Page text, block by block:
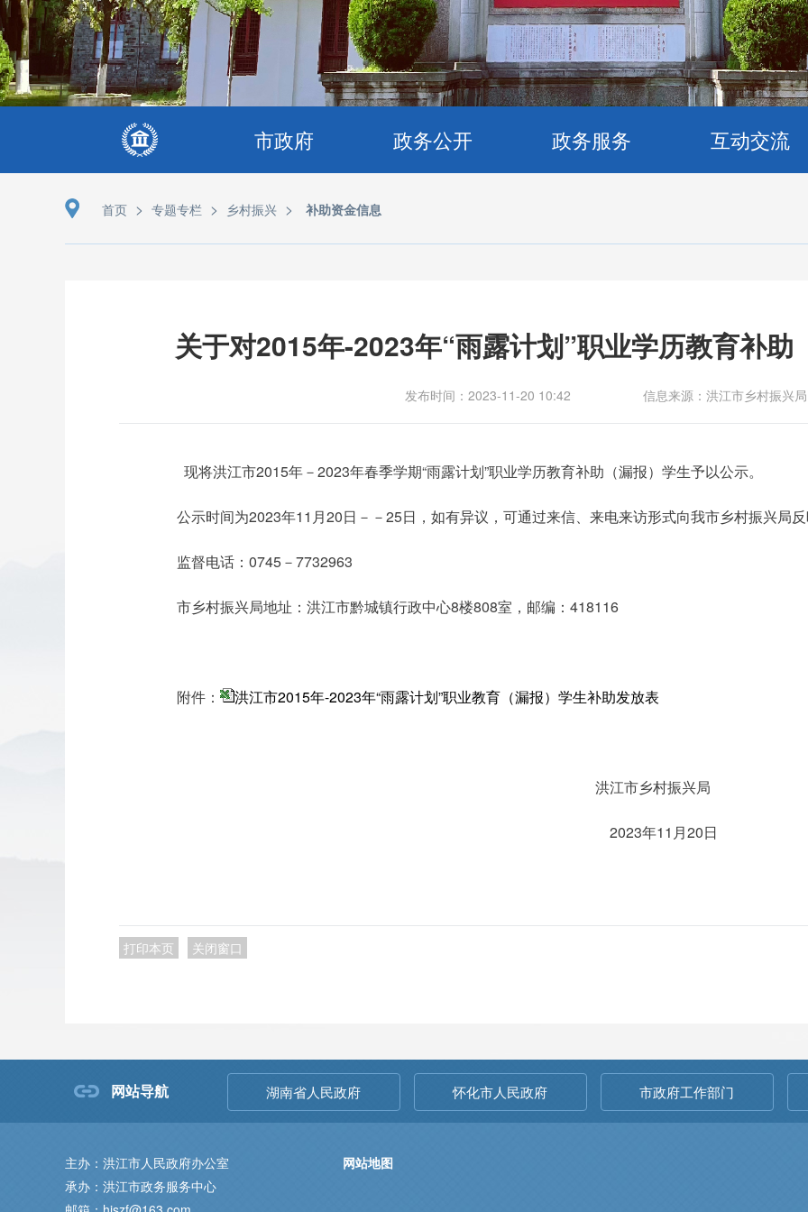
市政府 政务公开 政务服务 互动交流
首页 > 专题专栏 > 乡村振兴 > 补助资金信息
关于对2015年-2023年“雨露计划”职业学历教育补助
发布时间：2023-11-20 10:42 信息来源：洪江市乡村振兴局
现将洪江市2015年－2023年春季学期“雨露计划”职业学历教育补助（漏报）学生予以公示。
公示时间为2023年11月20日－－25日，如有异议，可通过来信、来电来访形式向我市乡村振兴局
监督电话：0745－7732963
市乡村振兴局地址：洪江市黔城镇行政中心8楼808室，邮编：418116
附件： 洪江市2015年-2023年“雨露计划”职业教育（漏报）学生补助发放表
洪江市乡村振兴局
2023年11月20日
打印本页 关闭窗口
网站导航 湖南省人民政府 怀化市人民政府 市政府工作部门
主办：洪江市人民政府办公室
承办：洪江市政务服务中心
网站地图